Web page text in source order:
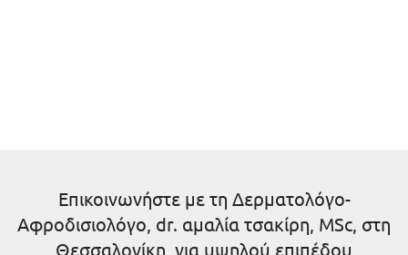
Επικοινωνήστε με τη Δερματολόγο-
Αφροδισιολόγο, dr. αμαλία τσακίρη, MSc, στη
Θεσσαλονίκη, για υψηλού επιπέδου